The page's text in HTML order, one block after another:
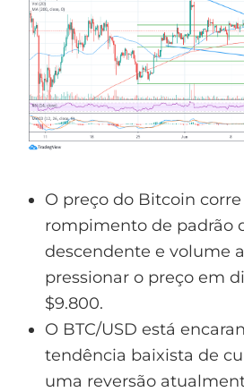
O preço do Bitcoin
rompimento de padrão
descendente e volume
pressionar o preço em
$9.800.
O BTC/USD está
tendência baixista de
uma reversão